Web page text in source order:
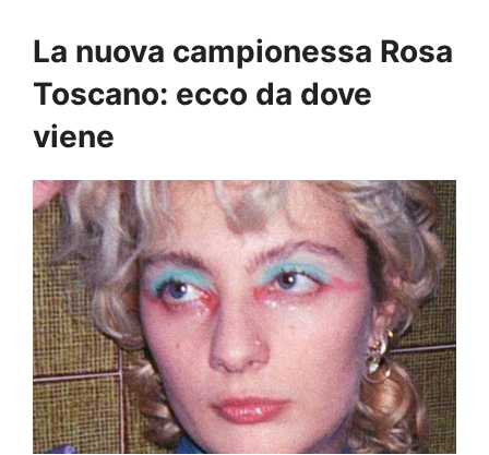
La nuova campionessa Rosa
Toscano: ecco da dove
viene